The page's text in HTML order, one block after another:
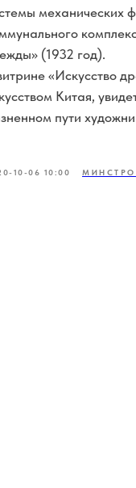
механических
(1932 год).
«Искусство
Китая,
пути
10-06 10:00